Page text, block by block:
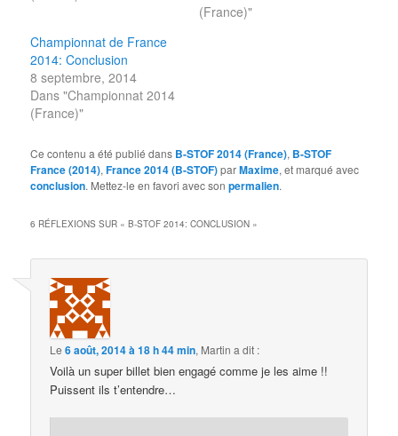
(France)"
Championnat de France
2014: Conclusion
8 septembre, 2014
Dans "Championnat 2014
(France)"
Ce contenu a été publié dans B-STOF 2014 (France), B-STOF
France (2014),France 2014 (B-STOF)parMaxime, et marqué avec
conclusion. Mettez-le en favori avec sonpermalien.
6 RÉFLEXIONS SUR «B-STOF 2014: CONCLUSION »
Le6 août, 2014 à 18 h 44 min, Martin a dit :
Voilà un super billet bien engagé comme je les aime !!
Puissent ils t’entendre…